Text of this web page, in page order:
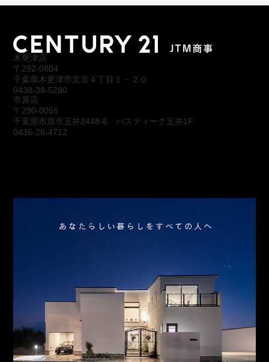
木更津店
〒292-0804
千葉県木更津市文京４丁目１－２０
0438-38-5280
市原店
〒290-0056
千葉県市原市五井2448-6 パスティーク五井1F
0436-26-4712